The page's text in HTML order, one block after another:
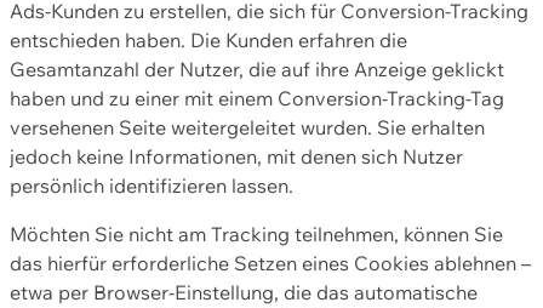
Ads-Kunden zu erstellen, die sich für Conversion-Tracking
entschieden haben. Die Kunden erfahren die
Gesamtanzahl der Nutzer, die auf ihre Anzeige geklickt
haben und zu einer mit einem Conversion-Tracking-Tag
versehenen Seite weitergeleitet wurden. Sie erhalten
jedoch keine Informationen, mit denen sich Nutzer
persönlich identifizieren lassen.
Möchten Sie nicht am Tracking teilnehmen, können Sie
das hierfür erforderliche Setzen eines Cookies ablehnen –
etwa per Browser-Einstellung, die das automatische